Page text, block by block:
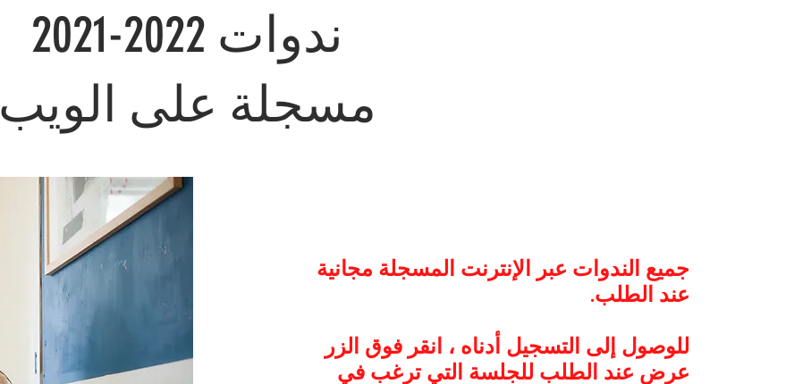
2021-2022 ندوات
مسجلة على الويب
جميع الندوات عبر الإنترنت المسجلة مجانية
عند الطلب.
للوصول إلى التسجيل أدناه ، انقر فوق الزر
عرض عند الطلب للجلسة التي ترغب في